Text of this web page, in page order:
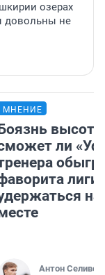
озерах
довольны не
МНЕНИЕ
ли
лиги
Антон